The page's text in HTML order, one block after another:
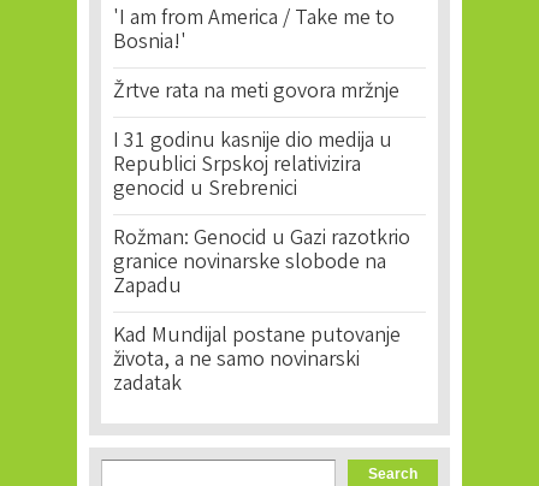
'I am from America / Take me to
Bosnia!'
Žrtve rata na meti govora mržnje
I 31 godinu kasnije dio medija u
Republici Srpskoj relativizira
genocid u Srebrenici
Rožman: Genocid u Gazi razotkrio
granice novinarske slobode na
Zapadu
Kad Mundijal postane putovanje
života, a ne samo novinarski
zadatak
Search